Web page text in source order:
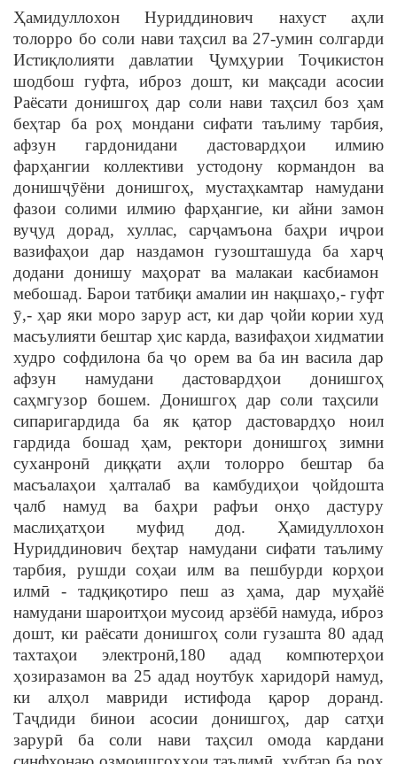
Ҳамидуллохон Нуриддинович нахуст аҳли
толорро бо соли нави таҳсил ва 27-умин солгарди
Истиқлолияти давлатии Ҷумҳурии Тоҷикистон
шодбош гуфта, иброз дошт, ки мақсади асосии
Раёсати донишгоҳдар соли нави таҳсил бозҳам
беҳтар ба роҳ мондани сифати таълиму тарбия,
афзун гардонидани дастовардҳои илмию
фарҳангии коллективи устодону кормандон ва
донишҷӯёни донишгоҳ, мустаҳкамтар намудани
фазои солими илмию фарҳангие, ки айни замон
вуҷуд дорад, хуллас, сарҷамъона баҳри иҷрои
вазифаҳои дар наздамон гузошташуда ба харҷ
додани донишу маҳорат ва малакаи касбиамон
мебошад. Барои татбиқи амалии ин нақшаҳо,- гуфт
ӯ,-ҳар яки моро зарур аст, ки дар ҷойи кории худ
масъулияти бештар ҳис карда, вазифаҳои хидматии
худро софдилона баҷо орем ва ба ин васила дар
афзун намудани дастовардҳои донишгоҳ
саҳмгузор бошем. Донишгоҳдар соли таҳсили
сипаригардида ба якқатор дастовардҳо ноил
гардида бошадҳам, ректори донишгоҳ зимни
суханронӣ диққати аҳли толорро бештар ба
масъалаҳои ҳалталаб ва камбудиҳои ҷойдошта
ҷалб намуд ва баҳри рафъи онҳо дастуру
маслиҳатҳои муфид дод. Ҳамидуллохон
Нуриддинович беҳтар намудани сифати таълиму
тарбия, рушди соҳаи илм ва пешбурди корҳои
илмӣ - тадқиқотиро пеш аз ҳама, дар муҳайё
намудани шароитҳои мусоид арзёбӣнамуда, иброз
дошт, ки раёсати донишгоҳсоли гузашта 80 адад
тахтаҳои электронӣ,180 адад компютерҳои
ҳозиразамон ва 25 адад ноутбук харидорӣнамуд,
ки алҳол мавриди истифодақарор доранд.
Таҷдиди бинои асосии донишгоҳ, дар сатҳи
зарурӣ ба соли нави таҳсил омода кардани